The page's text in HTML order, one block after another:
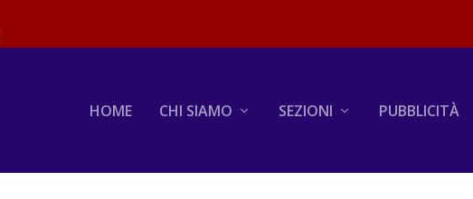
HOME CHI SIAMO SEZIONI PUBBLICITÀ